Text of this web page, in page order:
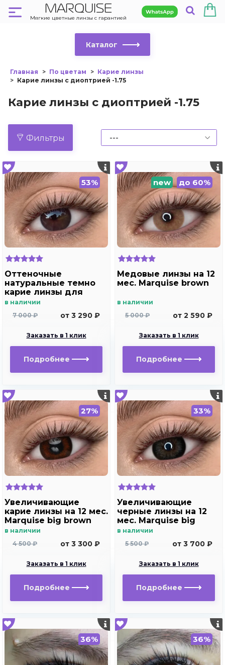
MARQUISE
Мягкие цветные линзы с гарантией
Каталог
Главная По цветам
Карие линзы
Карие линзы с диоптрией -1.75
Карие линзы с диоптрией -1.75
Фильтры
53%
Оттеночные
натуральные темно
карие линзы для
Светлых глаз Marquise
(темно карие ) /
для дальнозоркости
и близорукости
в наличии
7 000 ₽
от 3 290 ₽
Заказать в 1 клик
Подробнее
new до 60%
Медовые линзы на 12
мес. Marquise brown
в наличии
5 000 ₽
от 2 590 ₽
Заказать в 1 клик
Подробнее
27%
Увеличивающие
карие линзы на 12 мес.
Marquise big brown
в наличии
4 500 ₽
от 3 300 ₽
Заказать в 1 клик
Подробнее
33%
Увеличивающие
черные линзы на 12
мес. Marquise big
black - gray
в наличии
5 500 ₽
от 3 700 ₽
Заказать в 1 клик
Подробнее
36% 36%